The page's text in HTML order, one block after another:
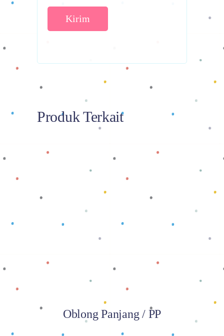
Produk Terkait
Baca selengkapnya
Oblong Panjang / PP